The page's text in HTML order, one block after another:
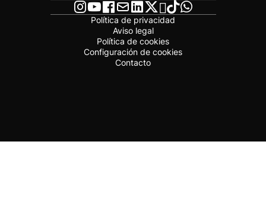
Política de privacidad
Aviso legal
Política de cookies
Configuración de cookies
Contacto